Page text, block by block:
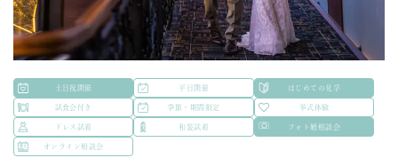
土日祝開催 平日開催 はじめての見学
試食会付き 季節・期間限定 挙式体験
ドレス試着 和装試着 フォト婚相談会
オンライン相談会